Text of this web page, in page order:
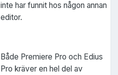
inte har funnit hos någon annan
editor.
Både Premiere Pro och Edius
Pro kräver en hel del av